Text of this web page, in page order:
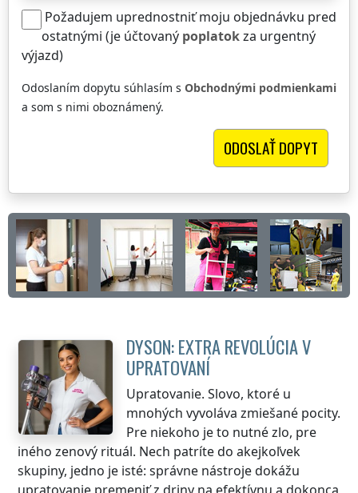
Požadujem uprednostniť moju objednávku pred
ostatnými (je účtovaný poplatokza urgentný
výjazd)
Odoslaním dopytu súhlasím s Obchodnými podmienkami
a som s nimi oboznámený.
DYSON: EXTRA REVOLÚCIA V
UPRATOVANÍ
Upratovanie. Slovo, ktoré u
mnohých vyvoláva zmiešané pocity.
Pre niekoho je to nutné zlo, pre
iného zenový rituál. Nech patríte do akejkoľvek
skupiny, jedno je isté: správne nástroje dokážu